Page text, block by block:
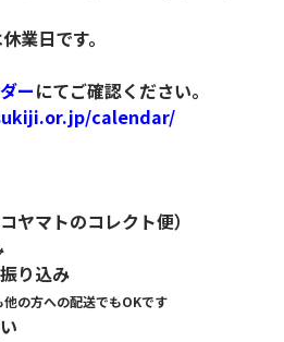
業日です。
ーにてご確認ください。
calendar/
ヤマトのコレクト便）
り込み
の方への配送でもOKです